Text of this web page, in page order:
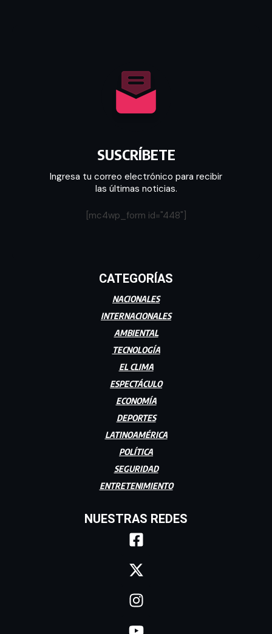
SUSCRÍBETE
Ingresa tu correo electrónico para recibir
las últimas noticias.
[mc4wp_form id="448"]
CATEGORÍAS
NACIONALES
INTERNACIONALES
AMBIENTAL
TECNOLOGÍA
EL CLIMA
ESPECTÁCULO
ECONOMÍA
DEPORTES
LATINOAMÉRICA
POLÍTICA
SEGURIDAD
ENTRETENIMIENTO
NUESTRAS REDES